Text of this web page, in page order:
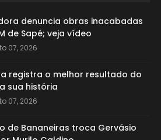
denuncia obras inacabadas
de Sapé; veja vídeo
07, 2026
registra o melhor resultado do
sua história
07, 2026
de Bananeiras troca Gervásio